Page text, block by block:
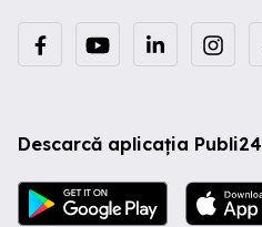
Descarcă aplicația Publi24